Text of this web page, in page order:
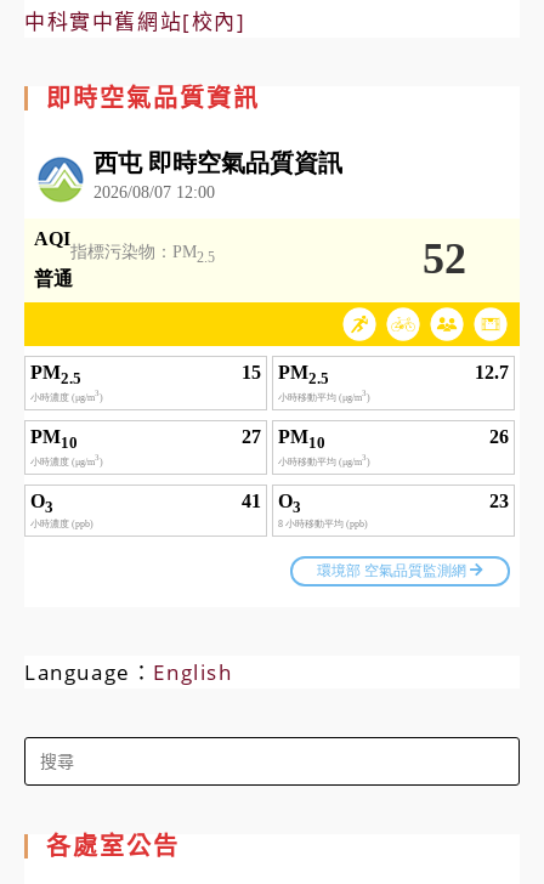
中科實中舊網站[校內]
即時空氣品質資訊
Language： English
Search
for:
各處室公告